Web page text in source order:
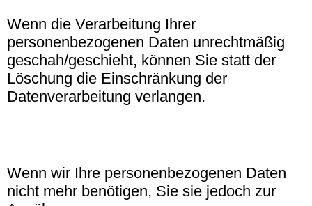
Wenn die Verarbeitung Ihrer
personenbezogenen Daten unrechtmäßig
geschah/geschieht, können Sie statt der
Löschung die Einschränkung der
Datenverarbeitung verlangen.
Wenn wir Ihre personenbezogenen Daten
nicht mehr benötigen, Sie sie jedoch zur